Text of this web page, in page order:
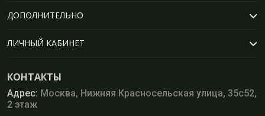
ДОПОЛНИТЕЛЬНО
ЛИЧНЫЙ КАБИНЕТ
КОНТАКТЫ
Адрес: Москва, Нижняя Красносельская улица, 35с52,
2 этаж